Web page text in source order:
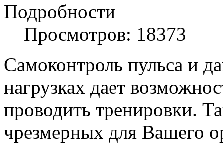
Подробности
Просмотров: 18373
Самоконтроль пульса и
нагрузках дает
проводить тренировки.
чрезмерных для Вашего